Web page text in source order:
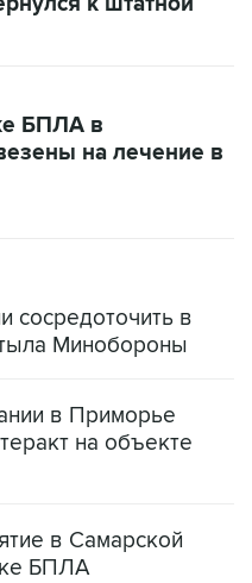
БПЛА в
на лечение в
сосредоточить в
Минобороны
в Приморье
на объекте
в Самарской
БПЛА